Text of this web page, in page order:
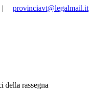
| provinciavt@legalmail.it |
della rassegna